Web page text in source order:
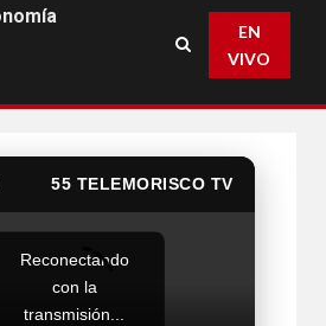
EN
VIVO
55 TELEMORISCO TV
Reconectando
con la
transmisión...